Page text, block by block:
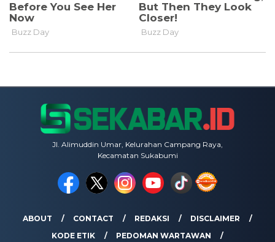
Jl. Alimuddin Umar, Kelurahan Campang Raya,
Kecamatan Sukabumi
ABOUT CONTACT REDAKSI
DISCLAIMER
KODE ETIK
PEDOMAN WARTAWAN